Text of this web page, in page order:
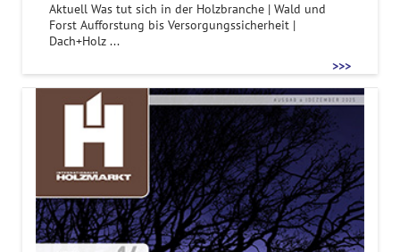
Aktuell Was tut sich in der Holzbranche | Wald und
Forst Aufforstung bis Versorgungssicherheit |
Dach+Holz ...
>>>